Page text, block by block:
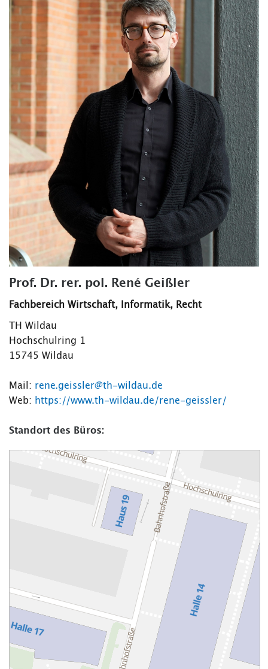
Prof. Dr. rer. pol. René Geißler
Fachbereich Wirtschaft, Informatik, Recht
TH Wildau
Hochschulring 1
15745 Wildau
Mail: rene.geissler@th-wildau.de
Web: https://www.th-wildau.de/rene-geissler/
Standort des Büros: